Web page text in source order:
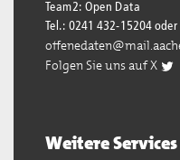
Team2: Open Data
Tel.: 0241 432-15204
Folgen Sie uns auf X
Weitere Services